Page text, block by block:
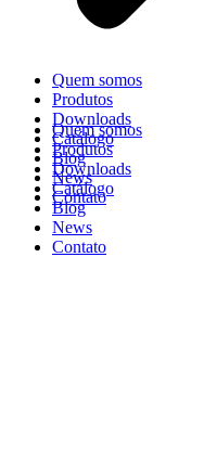
Quem somos
Produtos
Downloads
Catálogo
Blog
News
Contato
Quem somos
Produtos
Downloads
Catálogo
Blog
News
Contato